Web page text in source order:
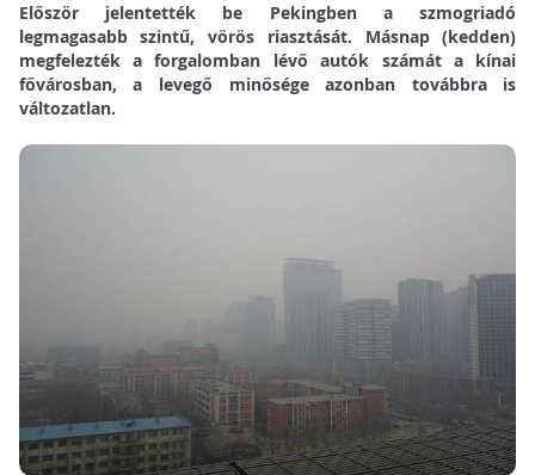
Először jelentették be Pekingben a szmogriadó
legmagasabb szintű, vörös riasztását. Másnap (kedden)
megfelezték a forgalomban lévő autók számát a kínai
fővárosban, a levegő minősége azonban továbbra is
változatlan.